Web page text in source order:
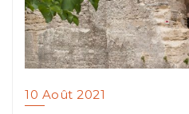
10 Août 2021